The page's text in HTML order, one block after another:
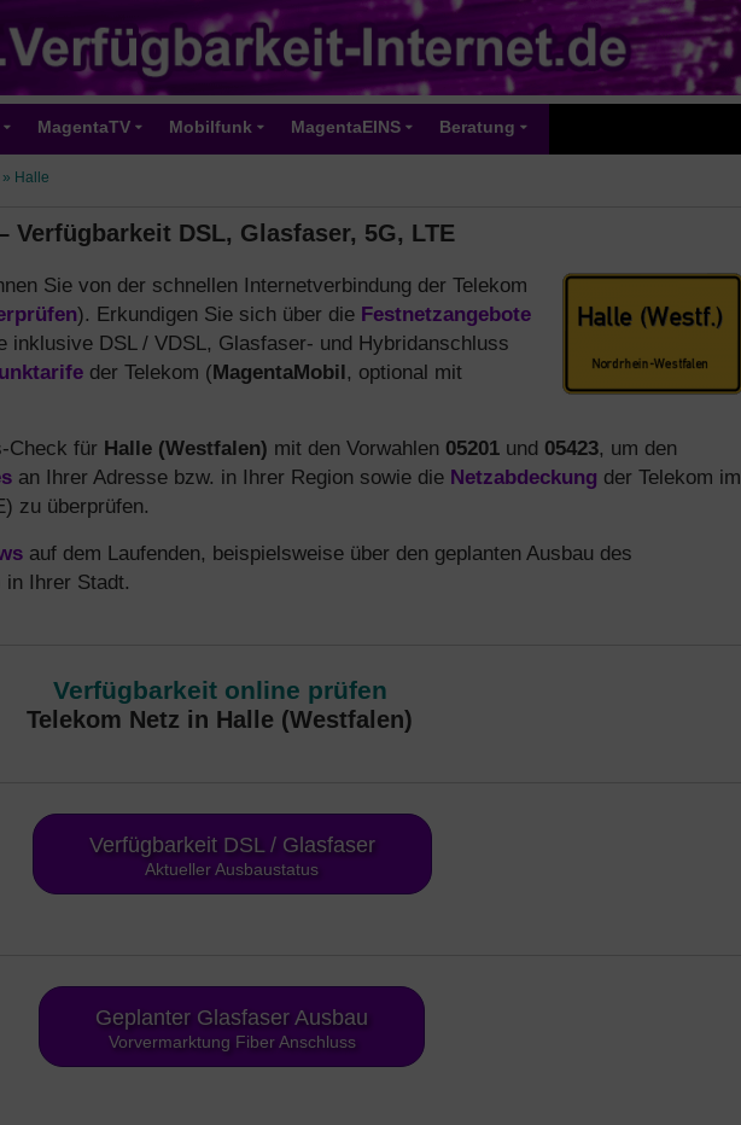
MagentaTV Mobilfunk MagentaEINS Beratung
» Halle
Verfügbarkeit DSL, Glasfaser, 5G, LTE
Sie von der schnellen Internetverbindung der Telekom
). Erkundigen Sie sich über die Festnetzangebote
inklusive DSL / VDSL, Glasfaser- und Hybridanschluss
der Telekom (MagentaMobil, optional mit
Check für Halle (Westfalen) mit den Vorwahlen 05201 und 05423, um den
an Ihrer Adresse bzw. in Ihrer Region sowie die Netzabdeckung der Telekom im
zu überprüfen.
auf dem Laufenden, beispielsweise über den geplanten Ausbau des
Ihrer Stadt.
Verfügbarkeit online prüfen
Telekom Netz in Halle (Westfalen)
Verfügbarkeit DSL / Glasfaser
Aktueller Ausbaustatus
Geplanter Glasfaser Ausbau
Vorvermarktung Fiber Anschluss